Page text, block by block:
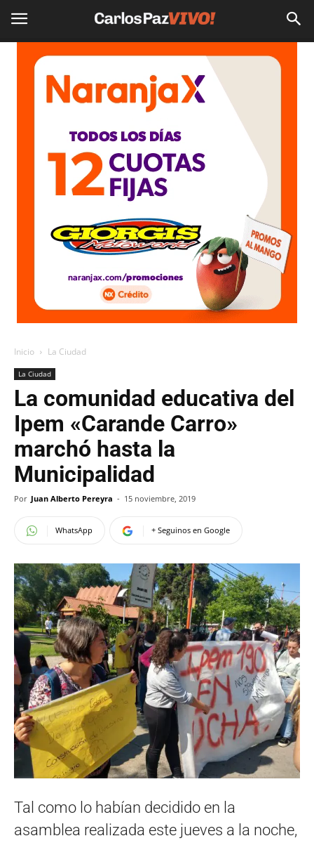
Inicio La Ciudad
La Ciudad
La comunidad educativa del
Ipem «Carande Carro»
marchó hasta la
Municipalidad
Por Juan Alberto Pereyra - 15 noviembre, 2019
WhatsApp + Seguinos en Google
Tal como lo habían decidido en la
asamblea realizada este jueves a la noche,